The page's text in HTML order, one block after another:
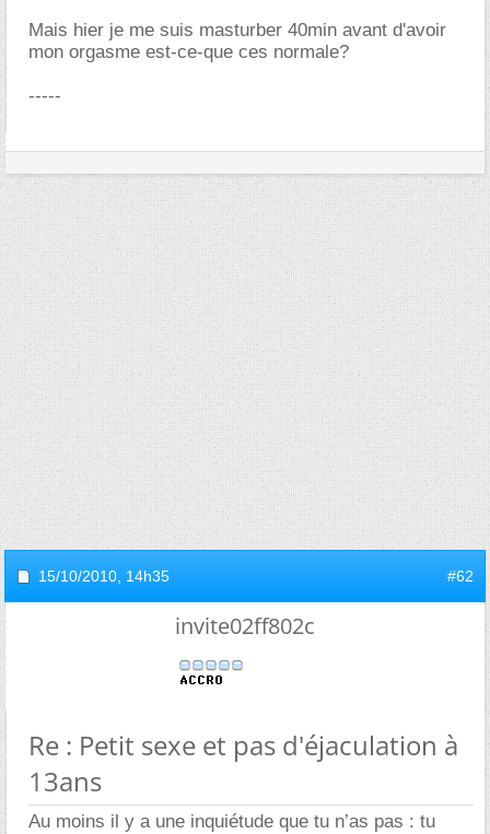
Mais hier je me suis masturber 40min avant d'avoir
mon orgasme est-ce-que ces normale?
-----
15/10/2010, 14h35 #62
invite02ff802c
Re : Petit sexe et pas d'éjaculation à
13ans
Au moins il y a une inquiétude que tu n’as pas : tu